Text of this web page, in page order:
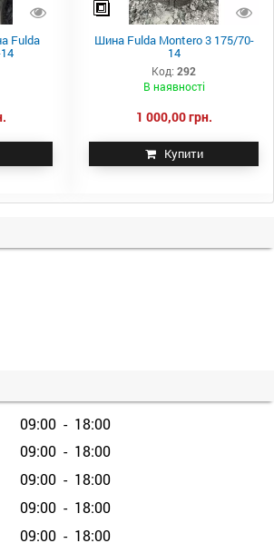
Fulda Шина Fulda Montero 3 175/70-
14
Код: 292
В наявності
1 000,00 грн.
Купити
09:00 - 18:00
09:00 - 18:00
09:00 - 18:00
09:00 - 18:00
09:00 - 18:00